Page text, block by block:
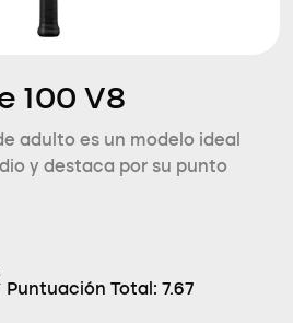
100 V8
adulto es un modelo ideal
y destaca por su punto
Puntuación Total: 7.67